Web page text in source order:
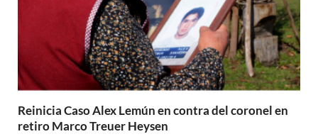
Reinicia Caso Alex Lemún en contra del coronel en
retiro Marco Treuer Heysen